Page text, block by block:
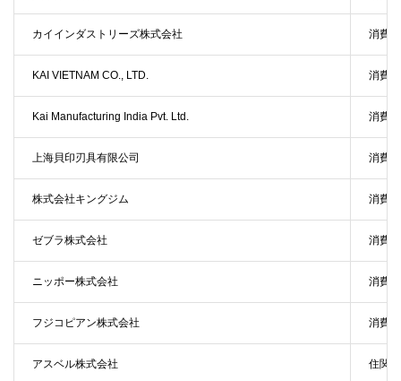
カイインダストリーズ株式会社 消費財
KAI VIETNAM CO., LTD. 消費財
Kai Manufacturing India Pvt. Ltd. 消費財
上海貝印刃具有限公司 消費財
株式会社キングジム 消費財
ゼブラ株式会社 消費財
ニッポー株式会社 消費財
フジコピアン株式会社 消費財
アスベル株式会社 住関